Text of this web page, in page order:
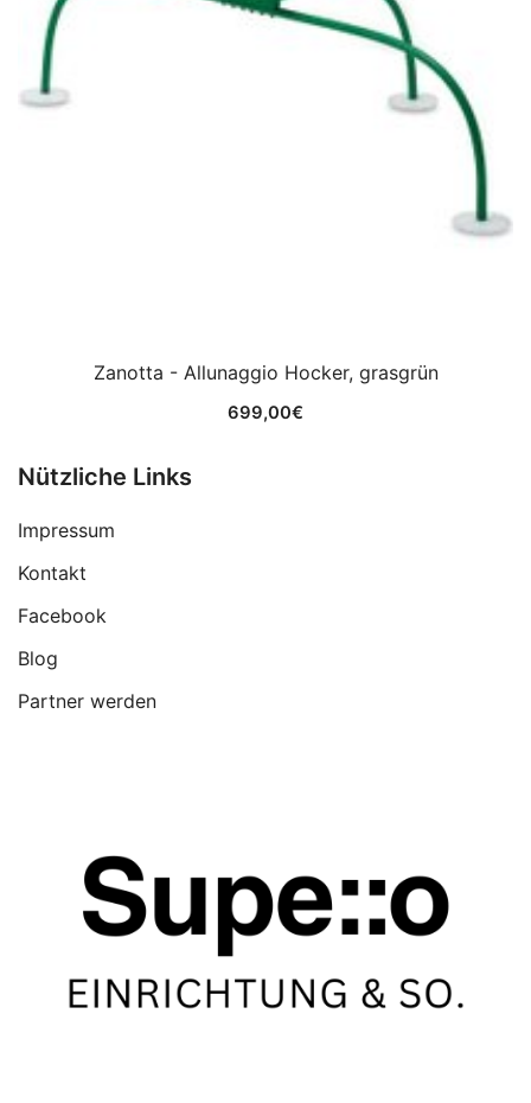
Zanotta - Allunaggio Hocker, grasgrün
699,00€
Nützliche Links
Impressum
Kontakt
Facebook
Blog
Partner werden